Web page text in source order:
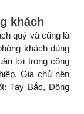
khách
quý và cũng là
khách đúng
lợi trong công
Gia chủ nên
Tây Bắc, Đông